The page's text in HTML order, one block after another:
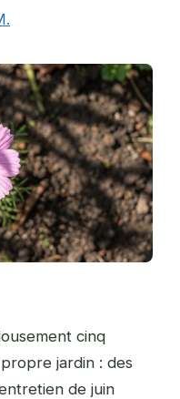
cinq
jardin : des
de juin